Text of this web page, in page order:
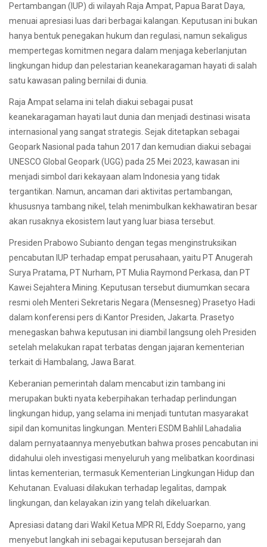
Pertambangan (IUP) di wilayah Raja Ampat, Papua Barat Daya,
menuai apresiasi luas dari berbagai kalangan. Keputusan ini bukan
hanya bentuk penegakan hukum dan regulasi, namun sekaligus
mempertegas komitmen negara dalam menjaga keberlanjutan
lingkungan hidup dan pelestarian keanekaragaman hayati di salah
satu kawasan paling bernilai di dunia.
Raja Ampat selama ini telah diakui sebagai pusat
keanekaragaman hayati laut dunia dan menjadi destinasi wisata
internasional yang sangat strategis. Sejak ditetapkan sebagai
Geopark Nasional pada tahun 2017 dan kemudian diakui sebagai
UNESCO Global Geopark (UGG) pada 25 Mei 2023, kawasan ini
menjadi simbol dari kekayaan alam Indonesia yang tidak
tergantikan. Namun, ancaman dari aktivitas pertambangan,
khususnya tambang nikel, telah menimbulkan kekhawatiran besar
akan rusaknya ekosistem laut yang luar biasa tersebut.
Presiden Prabowo Subianto dengan tegas menginstruksikan
pencabutan IUP terhadap empat perusahaan, yaitu PT Anugerah
Surya Pratama, PT Nurham, PT Mulia Raymond Perkasa, dan PT
Kawei Sejahtera Mining. Keputusan tersebut diumumkan secara
resmi oleh Menteri Sekretaris Negara (Mensesneg) Prasetyo Hadi
dalam konferensi pers di Kantor Presiden, Jakarta. Prasetyo
menegaskan bahwa keputusan ini diambil langsung oleh Presiden
setelah melakukan rapat terbatas dengan jajaran kementerian
terkait di Hambalang, Jawa Barat.
Keberanian pemerintah dalam mencabut izin tambang ini
merupakan bukti nyata keberpihakan terhadap perlindungan
lingkungan hidup, yang selama ini menjadi tuntutan masyarakat
sipil dan komunitas lingkungan. Menteri ESDM Bahlil Lahadalia
dalam pernyataannya menyebutkan bahwa proses pencabutan ini
didahului oleh investigasi menyeluruh yang melibatkan koordinasi
lintas kementerian, termasuk Kementerian Lingkungan Hidup dan
Kehutanan. Evaluasi dilakukan terhadap legalitas, dampak
lingkungan, dan kelayakan izin yang telah dikeluarkan.
Apresiasi datang dari Wakil Ketua MPR RI, Eddy Soeparno, yang
menyebut langkah ini sebagai keputusan bersejarah dan